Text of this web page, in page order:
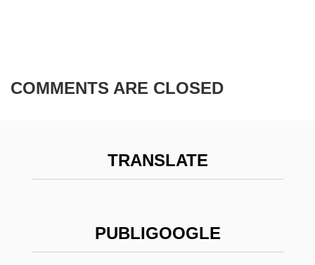
COMMENTS ARE CLOSED
TRANSLATE
PUBLIGOOGLE